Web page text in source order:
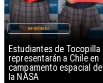
Estudiantes de Tocopilla
representarán a Chile en
campamento espacial de
la NASA
REGIONAL